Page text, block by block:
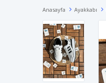
Anasayfa Ayakkabı